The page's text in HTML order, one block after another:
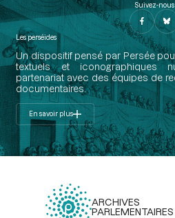
Suivez-nous
Les perséides
Un dispositif pensé par Persée
textuels et iconographiques
partenariat avec des équipes de
documentaires.
En savoir plus
ARCHIVES
PARLEMENTAIRES